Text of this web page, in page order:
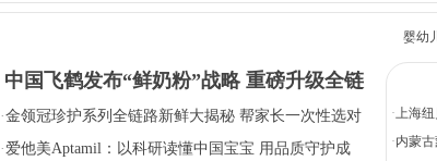
婴幼
·上海
·内蒙
中国飞鹤发布“鲜奶粉”战略 重磅升级全链
鲜活守护六大保障
·金领冠珍护系列全链路新鲜大揭秘 帮家长一次性选对
新鲜好奶源
·爱他美Aptamil：以科研读懂中国宝宝 用品质守护成